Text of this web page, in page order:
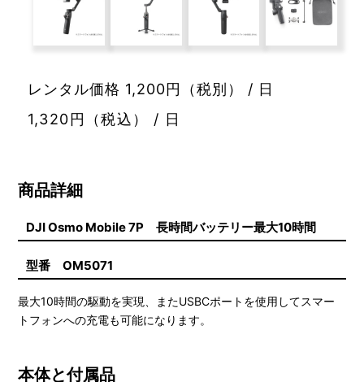
レンタル価格 1,200円（税別） / 日
1,320円（税込） / 日
商品詳細
DJI Osmo Mobile 7P 長時間バッテリー最大10時間
型番 OM5071
最大10時間の駆動を実現、またUSBCポートを使用してスマー
トフォンへの充電も可能になります。
本体と付属品